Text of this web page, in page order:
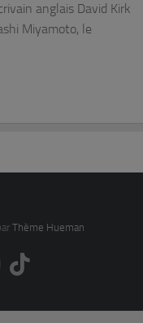
anglais David Kirk
Miyamoto, le
Thème Hueman